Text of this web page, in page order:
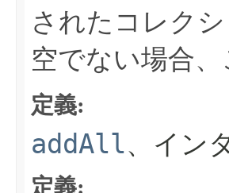
されたコレク
空でない場合
定義:
addAll、イン
定義: